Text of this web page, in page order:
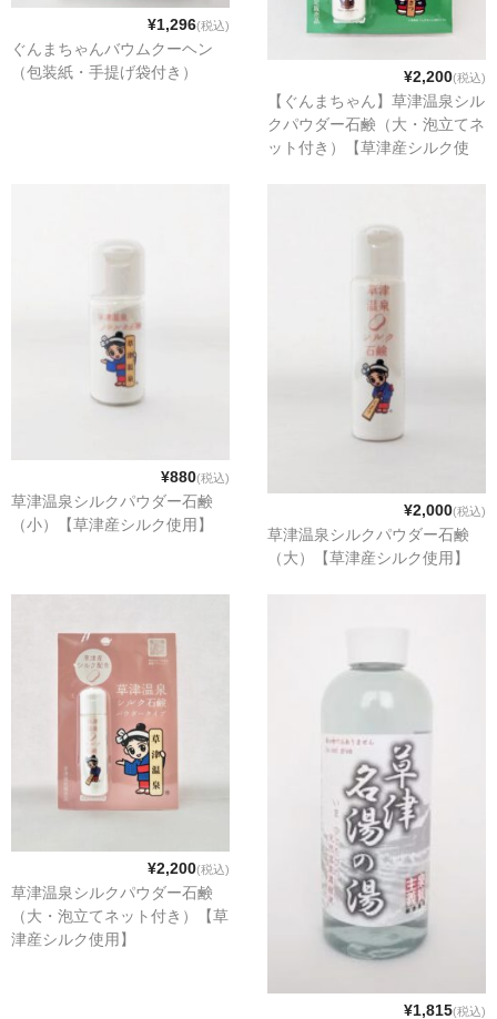
スイーツ
クランチ
その他
まんじゅう
スナック
羊かん
その他
¥1,296(税込)
ぐんまちゃんバウムクーヘン
（包装紙・手提げ袋付き）
¥2,200(税込)
【ぐんまちゃん】草津温泉シル
クパウダー石鹸（大・泡立てネ
ット付き）【草津産シルク使
¥880(税込)
草津温泉シルクパウダー石鹸
（小）【草津産シルク使用】
¥2,000(税込)
草津温泉シルクパウダー石鹸
（大）【草津産シルク使用】
¥2,200(税込)
草津温泉シルクパウダー石鹸
（大・泡立てネット付き）【草
津産シルク使用】
¥1,815(税込)